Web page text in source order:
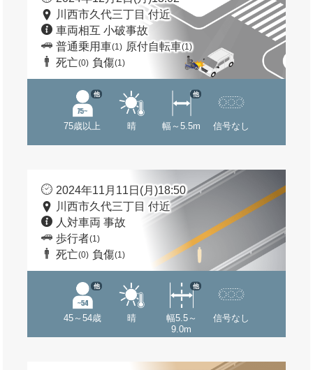
川西市久代三丁目 付近
車両相互 小破事故
普通乗用車(1) 原付自転車(1)
死亡(0) 負傷(1)
75歳以上
他
晴 幅～5.5m
他
信号なし
2024年11月11日(月)18:50
川西市久代三丁目 付近
人対車両 事故
歩行者(1)
死亡(0) 負傷(1)
45～54歳
他
晴
幅5.5～
9.0m
他
信号なし